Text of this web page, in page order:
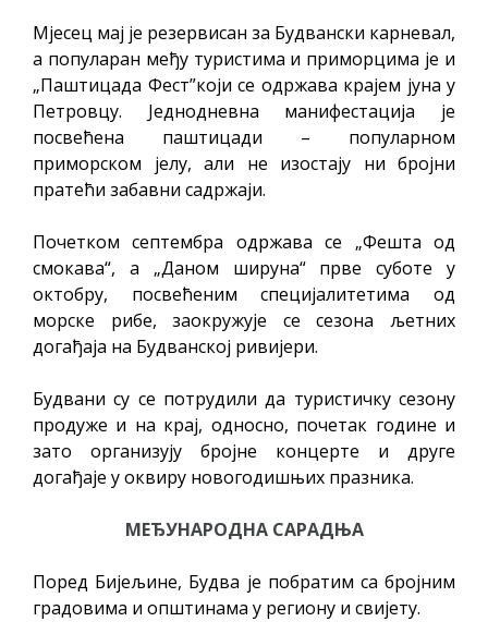
Мјесец мај је резервисан за Будвански карневал,
а популаран међу туристима и приморцима је и
„Паштицада Фест”који се одржава крајем јуна у
Петровцу. Једнодневна манифестација је
посвећена паштицади – популарном
приморском јелу, али не изостају ни бројни
пратећи забавни садржаји.
Почетком септембра одржава се „Фешта од
смокава“, а „Даном шируна“ прве суботе у
октобру, посвећеним специјалитетима од
морске рибе, заокружује се сезона љетних
догађаја на Будванској ривијери.
Будвани су се потрудили да туристичку сезону
продуже и на крај, односно, почетак године и
зато организују бројне концерте и друге
догађаје у оквиру новогодишњих празника.
МЕЂУНАРОДНА САРАДЊА
Поред Бијељине, Будва је побратим са бројним
градовима и општинама у региону и свијету.